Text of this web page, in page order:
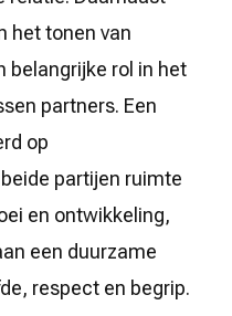
het tonen van
belangrijke rol in het
partners. Een
op
partijen ruimte
en ontwikkeling,
een duurzame
respect en begrip.